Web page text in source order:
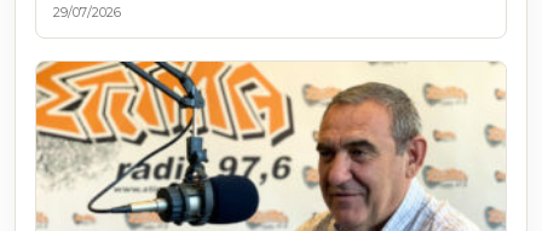
29/07/2026